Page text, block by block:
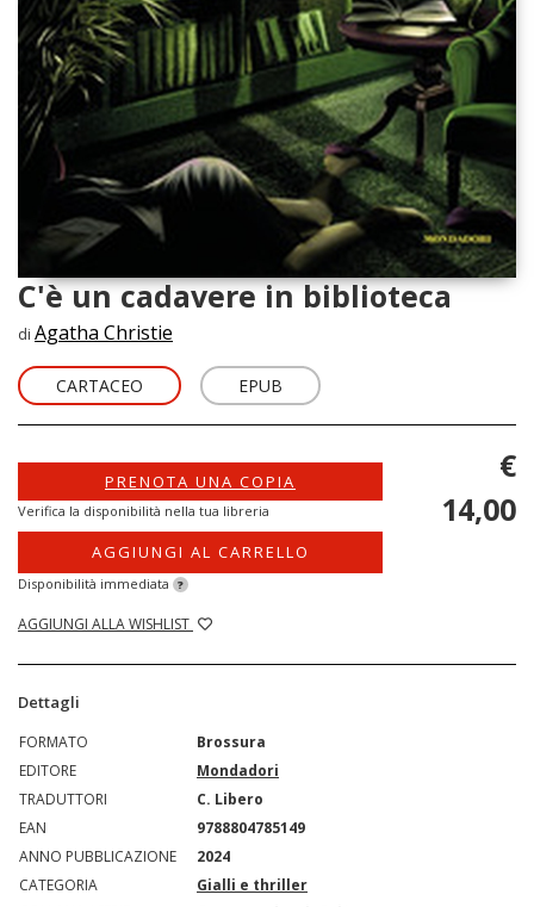
C'è un cadavere in biblioteca
di Agatha Christie
CARTACEO EPUB
PRENOTA UNA COPIA
Verifica la disponibilità nella tua libreria
AGGIUNGI AL CARRELLO
Disponibilità immediata ?
AGGIUNGI ALLA WISHLIST
€
14,00
Dettagli
FORMATO
Brossura
EDITORE
Mondadori
TRADUTTORI
C. Libero
EAN
9788804785149
ANNO PUBBLICAZIONE
2024
CATEGORIA
Gialli e thriller